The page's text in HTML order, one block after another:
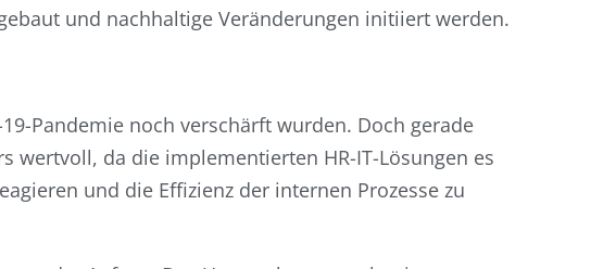
und nachhaltige Veränderungen initiiert werden.
Pandemie noch verschärft wurden. Doch gerade
wertvoll, da die implementierten HR-IT-Lösungen es
und die Effizienz der internen Prozesse zu